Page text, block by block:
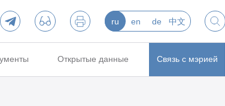
ru en de 中文
Открытые данные Связь с мэрией